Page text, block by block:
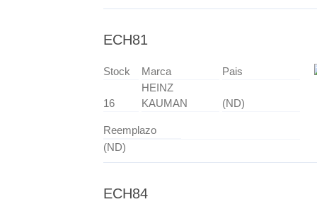
ECH81
Stock Marca Pais
16
HEINZ
KAUMAN
(ND)
Reemplazo
(ND)
ECH84